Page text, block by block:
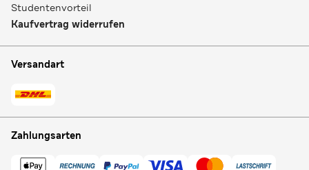
Studentenvorteil
Kaufvertrag widerrufen
Versandart
Zahlungsarten